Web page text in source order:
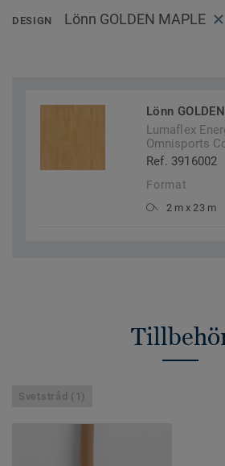
DESIGN Lönn GOLDEN MAPLE
Lönn
Lumaflex
Omnisports
Ref. 3916002
Format
2 m x 23 m
Svetstråd (1)